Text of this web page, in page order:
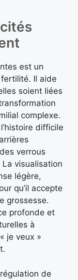
est un
fertilité. Il aide
soient liées
complexe.
difficile
verrous
visualisation
légère,
qu’il accepte
grossesse.
profonde et
à
je veux »
de